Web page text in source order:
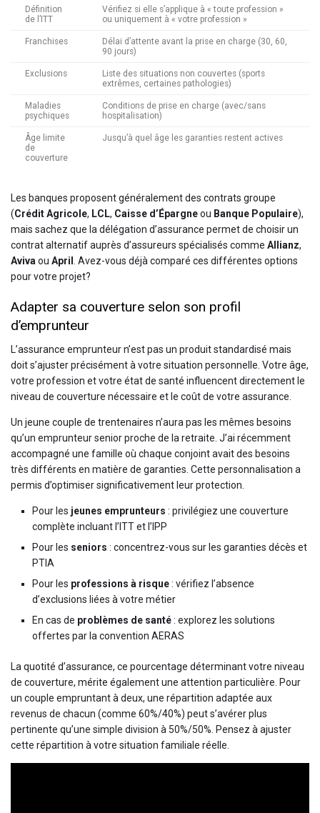
Définition
de l’ITT
Vérifiez si elle s’applique à « toute profession »
ou uniquement à « votre profession »
Franchises
Délai d’attente avant la prise en charge (30, 60,
90 jours)
Exclusions
Liste des situations non couvertes (sports
extrêmes, certaines pathologies)
Maladies
psychiques
Conditions de prise en charge (avec/sans
hospitalisation)
Âge limite
de
couverture
Jusqu’à quel âge les garanties restent actives
Les banques proposent généralement des contrats groupe
(Crédit Agricole, LCL, Caisse d’Épargneou Banque Populaire),
mais sachez que la délégation d’assurance permet de choisir un
contrat alternatif auprès d’assureurs spécialisés comme Allianz,
Aviva ou April
. Avez-vous déjà comparé ces différentes options
pour votre projet?
Adapter sa couverture selon son profil
d’emprunteur
L’assurance emprunteur n’est pas un produit standardisé mais
doit s’ajuster précisément à votre situation personnelle. Votre âge,
votre profession et votre état de santé influencent directement le
niveau de couverture nécessaire et le coût de votre assurance.
Un jeune couple de trentenaires n’aura pas les mêmes besoins
qu’un emprunteur senior proche de la retraite. J’ai récemment
accompagné une famille où chaque conjoint avait des besoins
très différents en matière de garanties. Cette personnalisation a
permis d’optimiser significativement leur protection.
Pour les jeunes emprunteurs : privilégiez une couverture
complète incluant l’ITT et l’IPP
Pour les seniors : concentrez-vous sur les garanties décès et
PTIA
Pour les professions à risque: vérifiez l’absence
d’exclusions liées à votre métier
En cas de problèmes de santé: explorez les solutions
offertes par la convention AERAS
La quotité d’assurance, ce pourcentage déterminant votre niveau
de couverture, mérite également une attention particulière. Pour
un couple empruntant à deux, une répartition adaptée aux
revenus de chacun (comme 60%/40%) peut s’avérer plus
pertinente qu’une simple division à 50%/50%. Pensez à ajuster
cette répartition à votre situation familiale réelle.